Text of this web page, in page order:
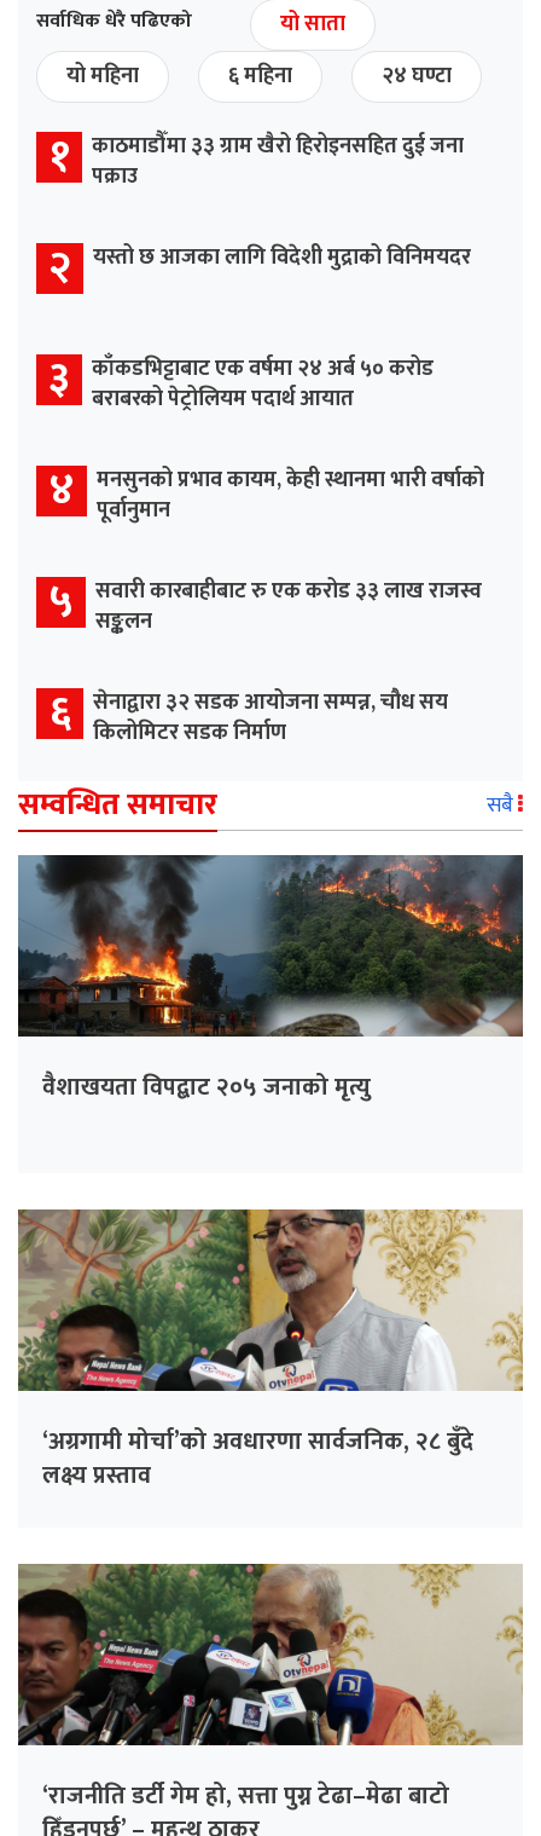
सर्वाधिक धेरै पढिएको
यो साता
यो महिना
६ महिना २४ घण्टा
१ काठमाडौँमा ३३ ग्राम खैरो हिरोइनसहित दुई जना
पक्राउ
२ यस्तो छ आजका लागि विदेशी मुद्राको विनिमयदर
३ काँकडभिट्टाबाट एक वर्षमा २४ अर्ब ५० करोड
बराबरको पेट्रोलियम पदार्थ आयात
४ मनसुनको प्रभाव कायम, केही स्थानमा भारी वर्षाको
पूर्वानुमान
५ सवारी कारबाहीबाट रु एक करोड ३३ लाख राजस्व
सङ्कलन
६ सेनाद्वारा ३२ सडक आयोजना सम्पन्न, चौध सय
किलोमिटर सडक निर्माण
सम्वन्धित समाचार सबै
वैशाखयता विपद्बाट २०५ जनाको मृत्यु
‘अग्रगामी मोर्चा’को अवधारणा सार्वजनिक, २८ बुँदे
लक्ष्य प्रस्ताव
‘राजनीति डर्टी गेम हो, सत्ता पुग्न टेढा–मेढा बाटो